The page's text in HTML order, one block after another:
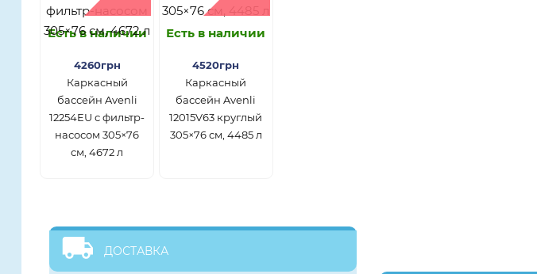
Есть в наличии
4260грн
Каркасный
бассейн Avenli
12254EU с фильтр-
насосом 305×76
см, 4672 л
Есть в наличии
4520грн
Каркасный
бассейн Avenli
12015V63 круглый
305×76 см, 4485 л
ДОСТАВКА